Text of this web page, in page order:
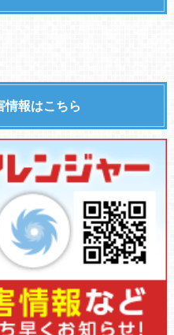
情報はこちら